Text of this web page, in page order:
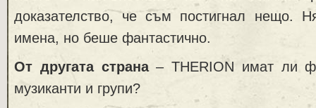
доказателство, че съм постигнал нещо.
имена, но беше фантастично.
От другата страна– THERION имат ли
музиканти и групи?